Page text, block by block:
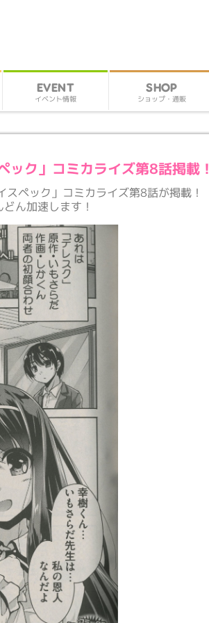
EVENT
イベント情報
SHOP
ショップ・通販
ク」コミカライズ第8話掲載！
ペック」コミカライズ第8話が掲載！
ん加速します！